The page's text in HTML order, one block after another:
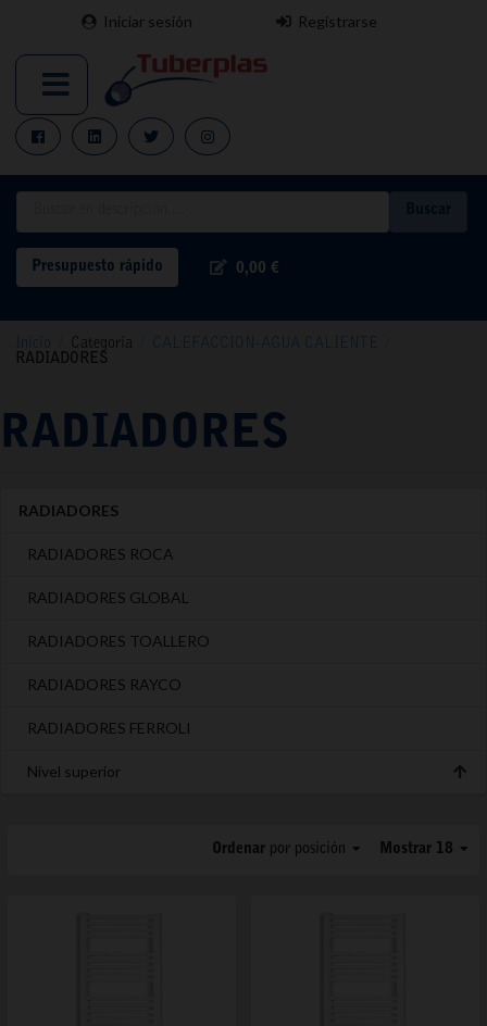
Iniciar sesión Registrarse
Presupuesto rápido 0,00 €
Categoría CALEFACCION-AGUA CALIENTE
RADIADORES
RADIADORES
RADIADORES
RADIADORES ROCA
RADIADORES GLOBAL
RADIADORES TOALLERO
RADIADORES RAYCO
RADIADORES FERROLI
Nivel superior
Mostrar 18
Ordenar por posición